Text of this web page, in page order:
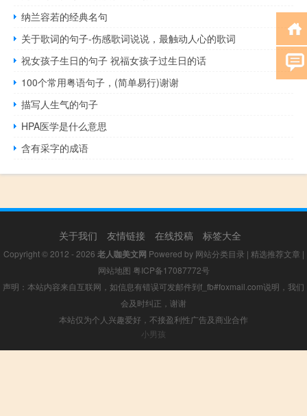
纳兰容若的经典名句
关于歌词的句子-伤感歌词说说，最触动人心的歌词
祝女孩子生日的句子 祝福女孩子过生日的话
100个常用粤语句子，(简单易行)谢谢
描写人生气的句子
HPA医学是什么意思
含有采字的成语
关于我们 友情链接 在线投稿 标签大全
Copyright © 2012 - 2026 老人咖美文网 Powered by 网站分类目录 | 精选推荐文章 |
网站地图 粤ICP备17087772号
声明：本站内容来自互联网，如信息有错误可发邮件到f_fb#foxmail.com说明，我们
会及时纠正，谢谢
本站仅为个人兴趣爱好，不接盈利性广告及商业合作
小男孩